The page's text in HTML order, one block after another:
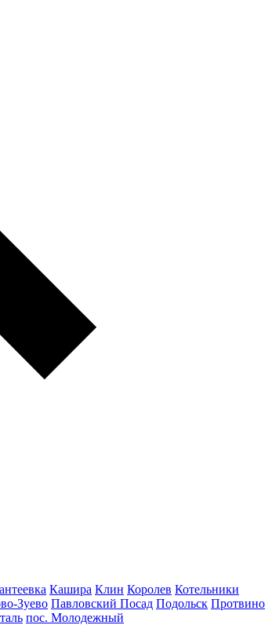
Кашира Клин Королев Котельники
Зуево Павловский Посад Подольск Протвино
пос. Молодежный